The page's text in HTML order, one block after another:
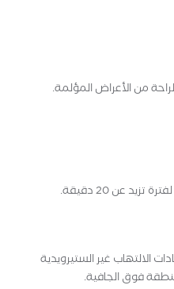
من الأعراض المؤلمة.
عن 20 دقيقة.
الالتهاب غير الستيرويدية
فوق الجافية.